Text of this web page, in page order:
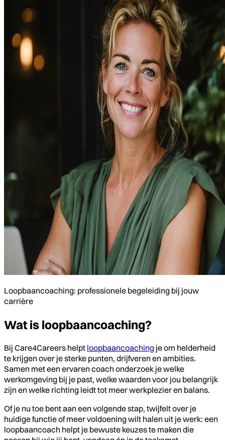
Loopbaancoaching: professionele begeleiding bij jouw
carrière
Wat is loopbaancoaching?
Bij Care4Careers helpt loopbaancoaching je om helderheid
te krijgen over je sterke punten, drijfveren en ambities.
Samen met een ervaren coach onderzoek je welke
werkomgeving bij je past, welke waarden voor jou belangrijk
zijn en welke richting leidt tot meer werkplezier en balans.
Of je nu toe bent aan een volgende stap, twijfelt over je
huidige functie of meer voldoening wilt halen uit je werk: een
loopbaancoach helpt je bewuste keuzes te maken die